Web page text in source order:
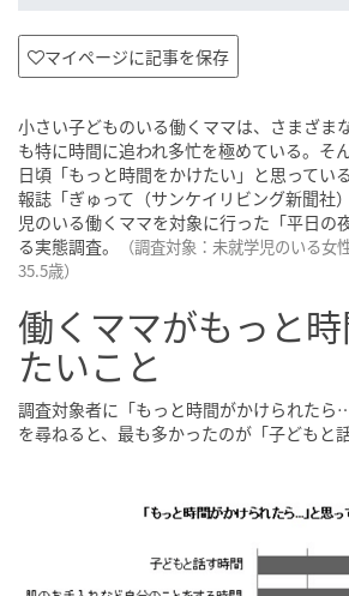
マイページに記事を保存
小さい子どものいる働くママは、さまざま
も特に時間に追われ多忙を極めている。そ
日頃「もっと時間をかけたい」と思ってい
報誌「ぎゅって（サンケイリビング新聞社
児のいる働くママを対象に行った「平日の
る実態調査。
（調査対象：未就学児のいる
35.5歳）
働くママがもっと
たいこと
調査対象者に「もっと時間がかけられたら
を尋ねると、最も多かったのが「子どもと